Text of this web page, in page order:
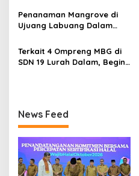
s
Penanaman Mangrove di
Ujuang Labuang Dalam
Sedunia
Terkait 4 Ompreng MBG di
SDN 19 Lurah Dalam, Begini
News Feed